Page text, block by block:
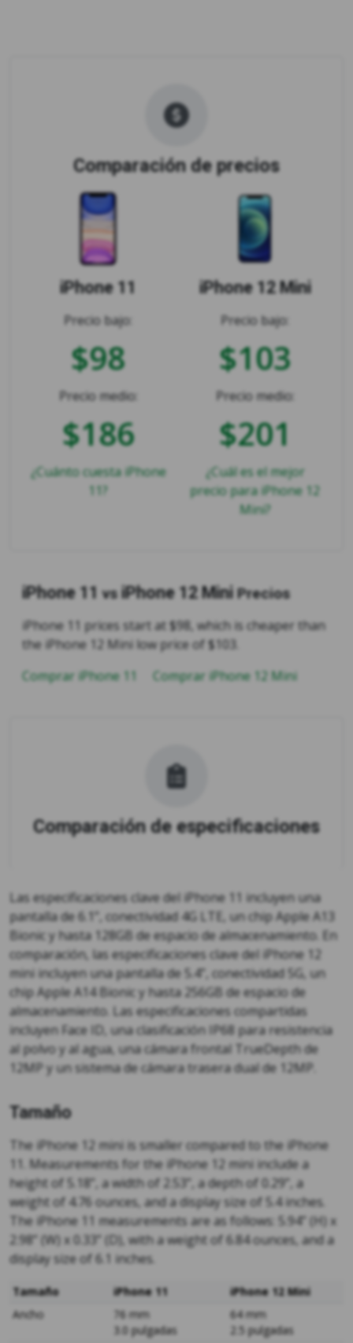
Comparación de precios
iPhone 11
Precio bajo:
$98
Precio medio:
$186
¿Cuánto cuesta iPhone
11?
iPhone 12 Mini
Precio bajo:
$103
Precio medio:
$201
¿Cuál es el mejor
precio para iPhone 12
Mini?
iPhone 11 vs iPhone 12 Mini Precios
iPhone 11 prices start at $98, which is cheaper than
the iPhone 12 Mini low price of $103.
Comprar iPhone 11
Comprar iPhone 12 Mini
Comparación de especificaciones
Las especificaciones clave del iPhone 11 incluyen una
pantalla de 6.1”, conectividad 4G LTE, un chip Apple A13
Bionic y hasta 128GB de espacio de almacenamiento. En
comparación, las especificaciones clave del iPhone 12
mini incluyen una pantalla de 5.4”, conectividad 5G, un
chip Apple A14 Bionic y hasta 256GB de espacio de
almacenamiento. Las especificaciones compartidas
incluyen Face ID, una clasificación IP68 para resistencia
al polvo y al agua, una cámara frontal TrueDepth de
12MP y un sistema de cámara trasera dual de 12MP.
Tamaño
The iPhone 12 mini is smaller compared to the iPhone
11. Measurements for the iPhone 12 mini include a
height of 5.18”, a width of 2.53”, a depth of 0.29”, a
weight of 4.76 ounces, and a display size of 5.4 inches.
The iPhone 11 measurements are as follows: 5.94” (H) x
2.98” (W) x 0.33” (D), with a weight of 6.84 ounces, and a
display size of 6.1 inches.
Tamaño iPhone 11
iPhone 12 Mini
Ancho
76 mm
3.0 pulgadas
64 mm
2.5 pulgadas